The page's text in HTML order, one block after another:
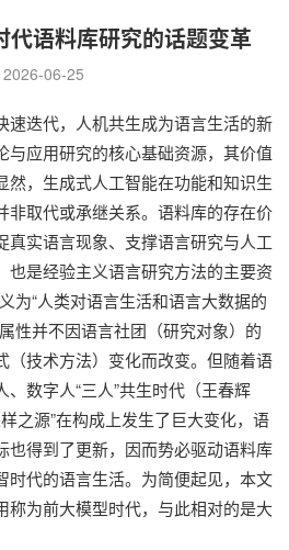
代语料库研究的话题变革
2026-06-25
速迭代，人机共生成为语言生活的新
与应用研究的核心基础资源，其价值
然，生成式人工智能在功能和知识生
非取代或承继关系。语料库的存在价
实语言现象、支撑语言研究与人工
也是经验主义语言研究方法的主要资
为“人类对语言生活和语言大数据的
性并不因语言社团（研究对象）的
（技术方法）变化而改变。但随着语
数字人“三人”共生时代（王春辉
之源”在构成上发生了巨大变化，语
也得到了更新，因而势必驱动语料库
时代的语言生活。为简便起见，本文
称为前大模型时代，与此相对的是大